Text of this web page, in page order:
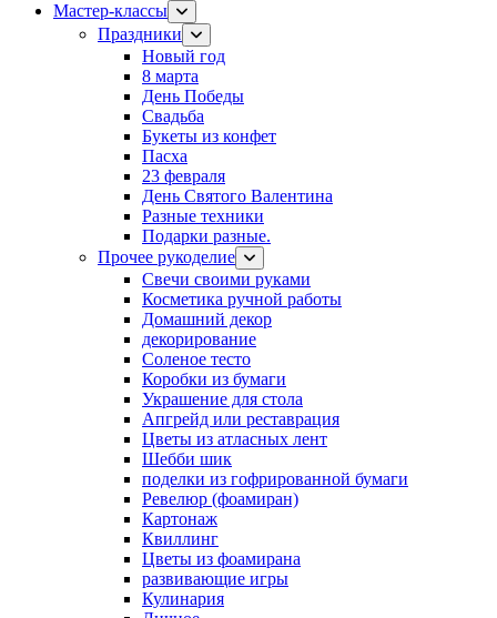
Мастер-классы
Праздники
Новый год
8 марта
День Победы
Свадьба
Букеты из конфет
Пасха
23 февраля
День Святого Валентина
Разные техники
Подарки разные.
Прочее рукоделие
Свечи своими руками
Косметика ручной работы
Домашний декор
декорирование
Соленое тесто
Коробки из бумаги
Украшение для стола
Апгрейд или реставрация
Цветы из атласных лент
Шебби шик
поделки из гофрированной бумаги
Ревелюр (фоамиран)
Картонаж
Квиллинг
Цветы из фоамирана
развивающие игры
Кулинария